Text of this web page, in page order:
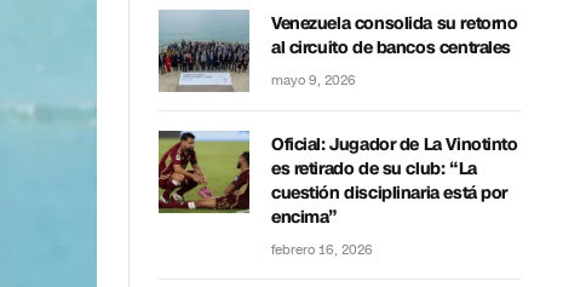
Venezuela consolida su retorno
al circuito de bancos centrales
mayo 9, 2026
Oficial: Jugador de La Vinotinto
es retirado de su club: “La
cuestión disciplinaria está por
encima”
febrero 16, 2026